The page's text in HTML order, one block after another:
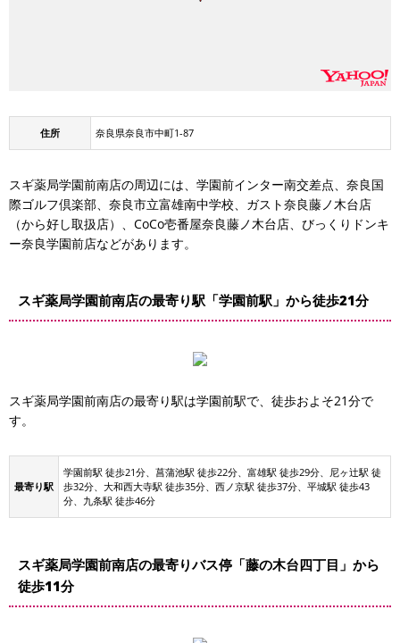
住所 奈良県奈良市中町1-87
スギ薬局学園前南店の周辺には、学園前インター南交差点、奈良国
際ゴルフ倶楽部、奈良市立富雄南中学校、ガスト奈良藤ノ木台店
（から好し取扱店）、CoCo壱番屋奈良藤ノ木台店、びっくりドンキ
ー奈良学園前店などがあります。
スギ薬局学園前南店の最寄り駅「学園前駅」から徒歩21分
スギ薬局学園前南店の最寄り駅は学園前駅で、徒歩およそ21分で
す。
最寄り駅
学園前駅 徒歩21分、菖蒲池駅 徒歩22分、富雄駅 徒歩29分、尼ヶ辻駅 徒
歩32分、大和西大寺駅 徒歩35分、西ノ京駅 徒歩37分、平城駅 徒歩43
分、九条駅 徒歩46分
スギ薬局学園前南店の最寄りバス停「藤の木台四丁目」から
徒歩11分
良市営西部会館 駐車場